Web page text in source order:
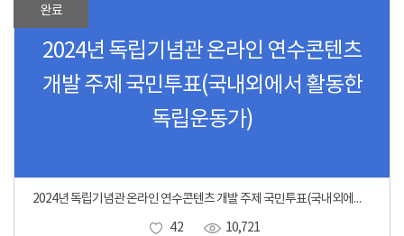
완료
2024년 독립기념관 온라인 연수콘텐츠
개발 주제 국민투표(국내외에서 활동한
독립운동가)
2024년 독립기념관 온라인 연수콘텐츠 개발 주제 국민투표(국내외에서 활동한 독립운동가)
42
10,721